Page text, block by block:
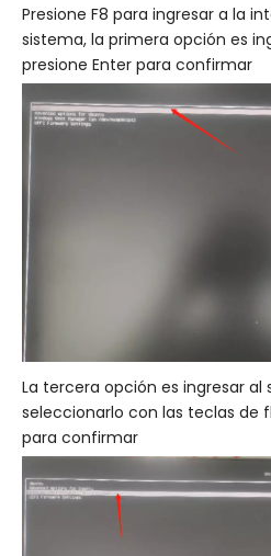
Presione F8 para ingresar a la
sistema, la primera opción es
presione Enter para confirmar
La tercera opción es ingresar al
seleccionarlo con las teclas de
para confirmar